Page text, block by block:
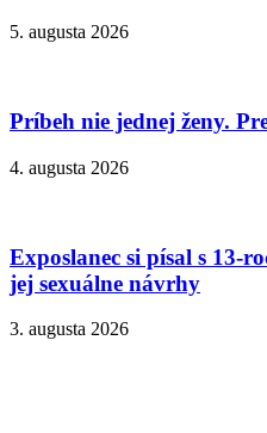
5. augusta 2026
Príbeh nie jednej ženy.
4. augusta 2026
Exposlanec si písal s 13-
jej sexuálne návrhy
3. augusta 2026